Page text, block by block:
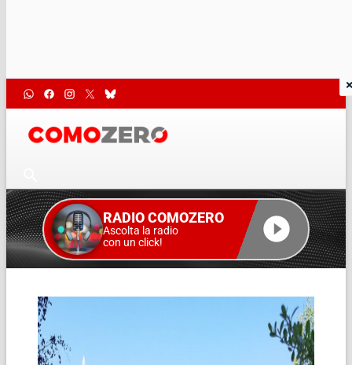
RADIO COMOZERO
Ascolta la radio
con un click!